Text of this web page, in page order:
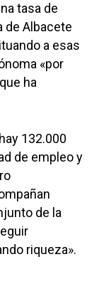
tasa de
de Albacete
a esas
«por
ha
132.000
de empleo y
de la
riqueza».